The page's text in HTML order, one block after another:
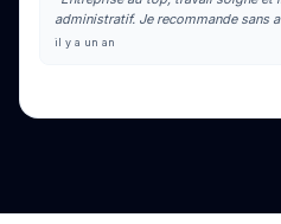
administratif. Je recommande sans
il y a un an